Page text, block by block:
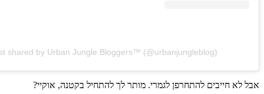
shared by Urban Jungle Bloggers™ (@urbanjungleblog)
אבל לא חייבים להתחרפן לגמרי. מותר לך להתחיל בקטנה, אוקיי?